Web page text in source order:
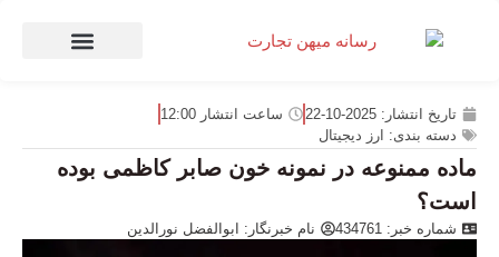
تاریخ انتشار: 2025-10-22 ساعت انتشار 12:00
دسته بندی: ارز دیجیتال
ماده ممنوعه در نمونه خون صابر کاظمی بوده
است؟
شماره خبر: 434761 نام خبرنگار: ابوالفضل نورالدین